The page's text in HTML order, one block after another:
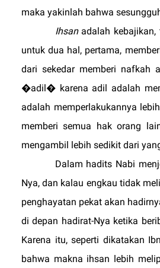
maka yakinlah bahwa
Ihsanadalah kebajikan,
untuk dua hal, pertama,
dari sekedar memberi nafkah
�adil� karena adil adalah
adalah memperlakukannya
memberi semua hak orang
mengambil lebih sedikit dari
Dalam hadits Nabi
Nya, dan kalau engkau tidak
penghayatan pekat akan
di depan hadirat-Nya ketika
Karena itu, seperti dikatakan
bahwa makna ihsan lebih